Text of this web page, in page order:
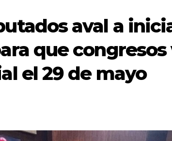
aval a
que congresos
el 29 de mayo